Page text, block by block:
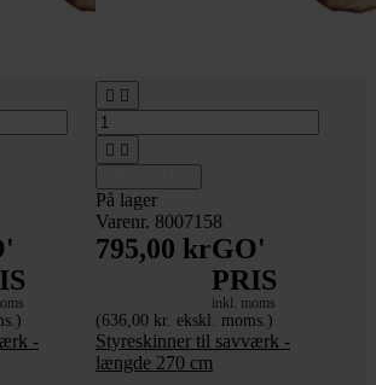
-
 
 
På lager
Varenr. 8007158
795,00 krGO'
PRIS
inkl. moms
(636,00 kr. ekskl. moms.)
Styreskinner til savværk -
længde 270 cm